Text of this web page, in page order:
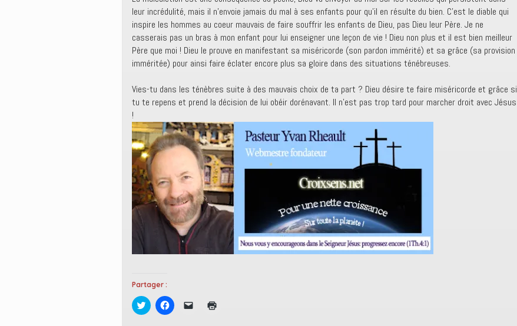
leur incrédulité, mais il n’envoie jamais du mal à ses enfants pour qu’il en résulte du bien. C’est le diable qui
inspire les hommes au coeur mauvais de faire souffrir les enfants de Dieu, pas Dieu leur Père. Je ne
casserais pas un bras à mon enfant pour lui enseigner une leçon de vie ! Dieu non plus et il est bien meilleur
Père que moi ! Dieu le prouve en manifestant sa miséricorde (son pardon immérité) et sa grâce (sa provision
imméritée) pour ainsi faire éclater encore plus sa gloire dans des situations ténébreuses.
Vies-tu dans les ténèbres suite à des mauvais choix de ta part ? Dieu désire te faire miséricorde et grâce si
tu te repens et prend la décision de lui obéir dorénavant. Il n’est pas trop tard pour marcher droit avec Jésus
!
Partager :
C
l
C
l